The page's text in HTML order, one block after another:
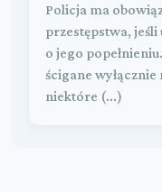
Policja ma
przestępstwa,
o jego
ścigane
niektóre (...)